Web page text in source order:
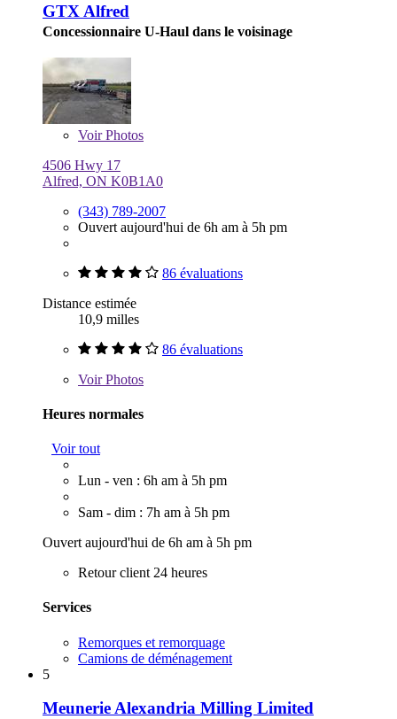
GTX Alfred
Concessionnaire U-Haul dans le voisinage
VoirPhotos
4506 Hwy 17
Alfred, ON K0B1A0
(343) 789-2007
Ouvert aujourd'hui de 6h am à 5h pm
86 évaluations
Distance estimée
10,9 milles
86 évaluations
VoirPhotos
Heures normales
Voir tout
Lun - ven : 6h am à 5h pm
Sam - dim : 7h am à 5h pm
Ouvert aujourd'hui de 6h am à 5h pm
Retour client 24 heures
Services
Remorques et remorquage
Camions de déménagement
5
Meunerie Alexandria Milling Limited